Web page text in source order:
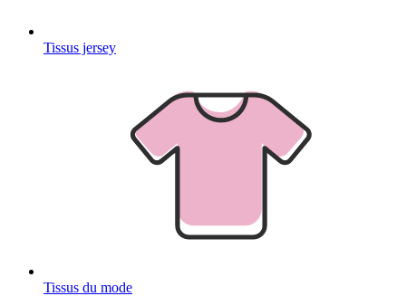
Tissus jersey
Tissus du mode